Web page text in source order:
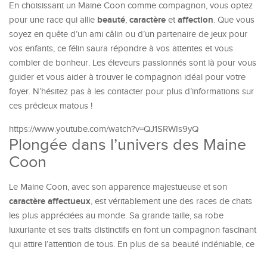
En choisissant un Maine Coon comme compagnon, vous optez
pour une race qui allie beauté, caractère et affection. Que vous
soyez en quête d’un ami câlin ou d’un partenaire de jeux pour
vos enfants, ce félin saura répondre à vos attentes et vous
combler de bonheur. Les éleveurs passionnés sont là pour vous
guider et vous aider à trouver le compagnon idéal pour votre
foyer. N’hésitez pas à les contacter pour plus d’informations sur
ces précieux matous !
https://www.youtube.com/watch?v=QJ1SRWIs9yQ
Plongée dans l’univers des Maine
Coon
Le Maine Coon, avec son apparence majestueuse et son
caractère affectueux, est véritablement une des races de chats
les plus appréciées au monde. Sa grande taille, sa robe
luxuriante et ses traits distinctifs en font un compagnon fascinant
qui attire l’attention de tous. En plus de sa beauté indéniable, ce